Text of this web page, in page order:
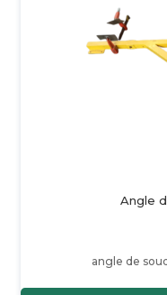
Angle
angle de